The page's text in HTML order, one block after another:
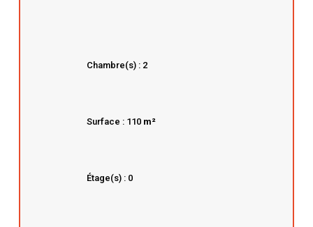
Chambre(s) : 2
Surface : 110 m²
Étage(s) : 0